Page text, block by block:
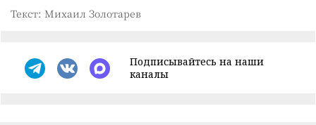
Текст: Михаил Золотарев
Подписывайтесь на наши
каналы